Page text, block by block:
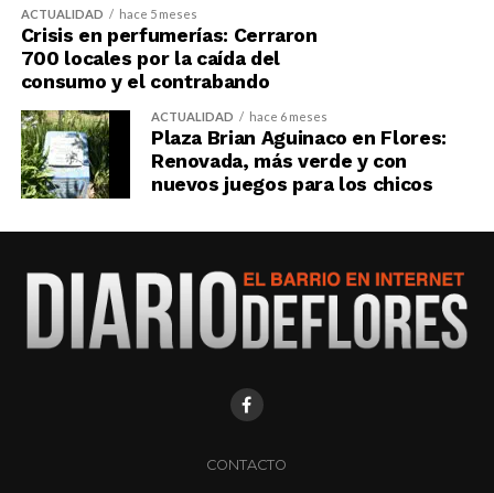
ACTUALIDAD hace 5 meses
Crisis en perfumerías: Cerraron
700 locales por la caída del
consumo y el contrabando
ACTUALIDAD hace 6 meses
Plaza Brian Aguinaco en Flores:
Renovada, más verde y con
nuevos juegos para los chicos
CONTACTO